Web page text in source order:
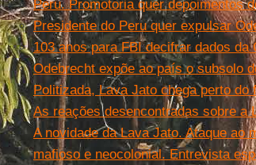
Peru. Promotoria quer depoimentos
Presidente do Peru quer expulsar
103 anos para FBI decifrar dados da
Odebrecht expõe ao país o subsolo
Politizada, Lava Jato chega perto
As reações desencontradas sobre a
A novidade da Lava Jato. Ataque ao
mafioso e neocolonial. Entrevista